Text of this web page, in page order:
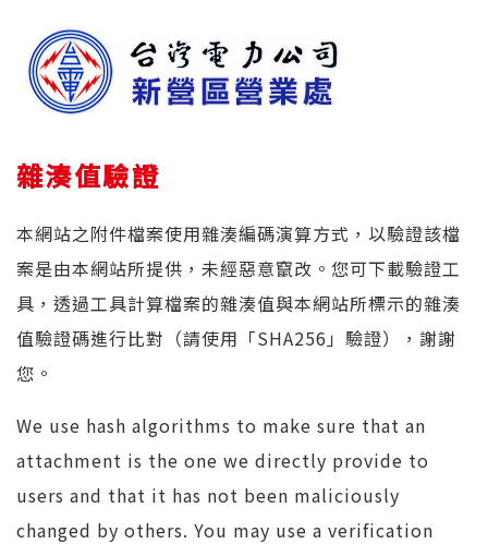
雜湊值驗證
本網站之附件檔案使用雜湊編碼演算方式，以驗證該檔
案是由本網站所提供，未經惡意竄改。您可下載驗證工
具，透過工具計算檔案的雜湊值與本網站所標示的雜湊
值驗證碼進行比對（請使用「SHA256」驗證），謝謝
您。
We use hash algorithms to make sure that an
attachment is the one we directly provide to
users and that it has not been maliciously
changed by others. You may use a verification